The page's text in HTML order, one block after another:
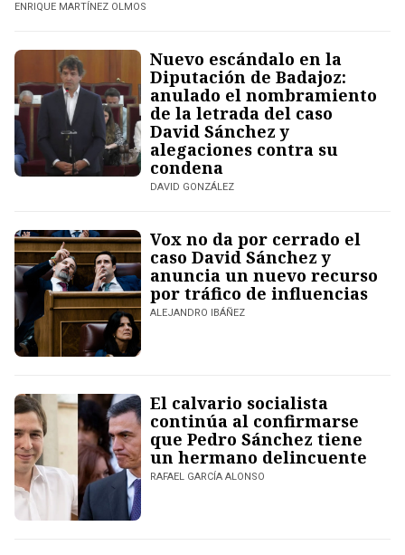
ENRIQUE MARTÍNEZ OLMOS
Nuevo escándalo en la
Diputación de Badajoz:
anulado el nombramiento
de la letrada del caso
David Sánchez y
alegaciones contra su
condena
DAVID GONZÁLEZ
Vox no da por cerrado el
caso David Sánchez y
anuncia un nuevo recurso
por tráfico de influencias
ALEJANDRO IBÁÑEZ
El calvario socialista
continúa al confirmarse
que Pedro Sánchez tiene
un hermano delincuente
RAFAEL GARCÍA ALONSO